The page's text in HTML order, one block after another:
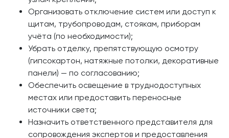
Организовать отключение систем или доступ к
щитам, трубопроводам, стоякам, приборам
учёта (по необходимости);
Убрать отделку, препятствующую осмотру
(гипсокартон, натяжные потолки, декоративные
панели) — по согласованию;
Обеспечить освещение в труднодоступных
местах или предоставить переносные
источники света;
Назначить ответственного представителя для
сопровождения экспертов и предоставления